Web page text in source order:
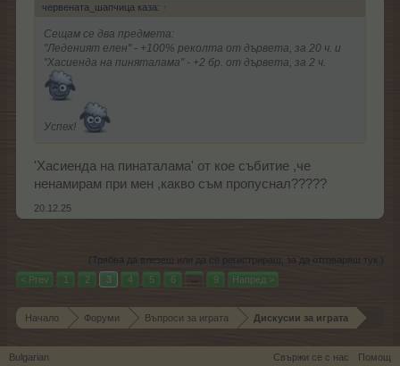
червената_шапчица каза: ↑
Сещам се два предмета:
"Леденият елен" - +100% реколта от дървета, за 20 ч. и
"Хасиенда на пиняталама" - +2 бр. от дървета, за 2 ч.
Успех!
'Хасиенда на пинаталама' от кое събитие ,че
ненамирам при мен ,какво съм пропуснал?????
20.12.25
(Трябва да влезеш или да се регистрираш, за да отговаряш тук.)
< Prev
1 2 3 4 5 6 → 9 Напред >
Начало Форуми Въпроси за играта Дискусии за играта
Bulgarian Свържи се с нас Помощ